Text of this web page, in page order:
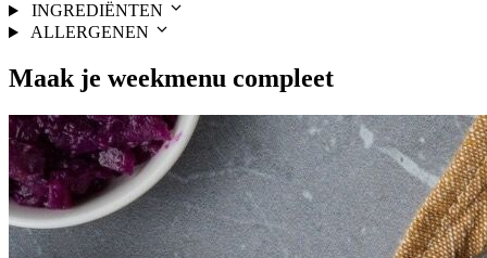
INGREDIËNTEN
ALLERGENEN
Maak je weekmenu compleet